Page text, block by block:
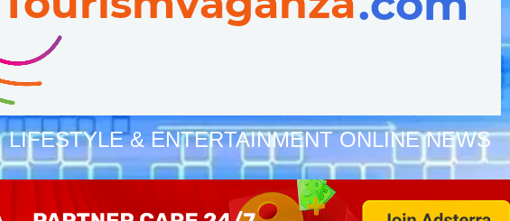
LIFESTYLE & ENTERTAINMENT ONLINE NEWS